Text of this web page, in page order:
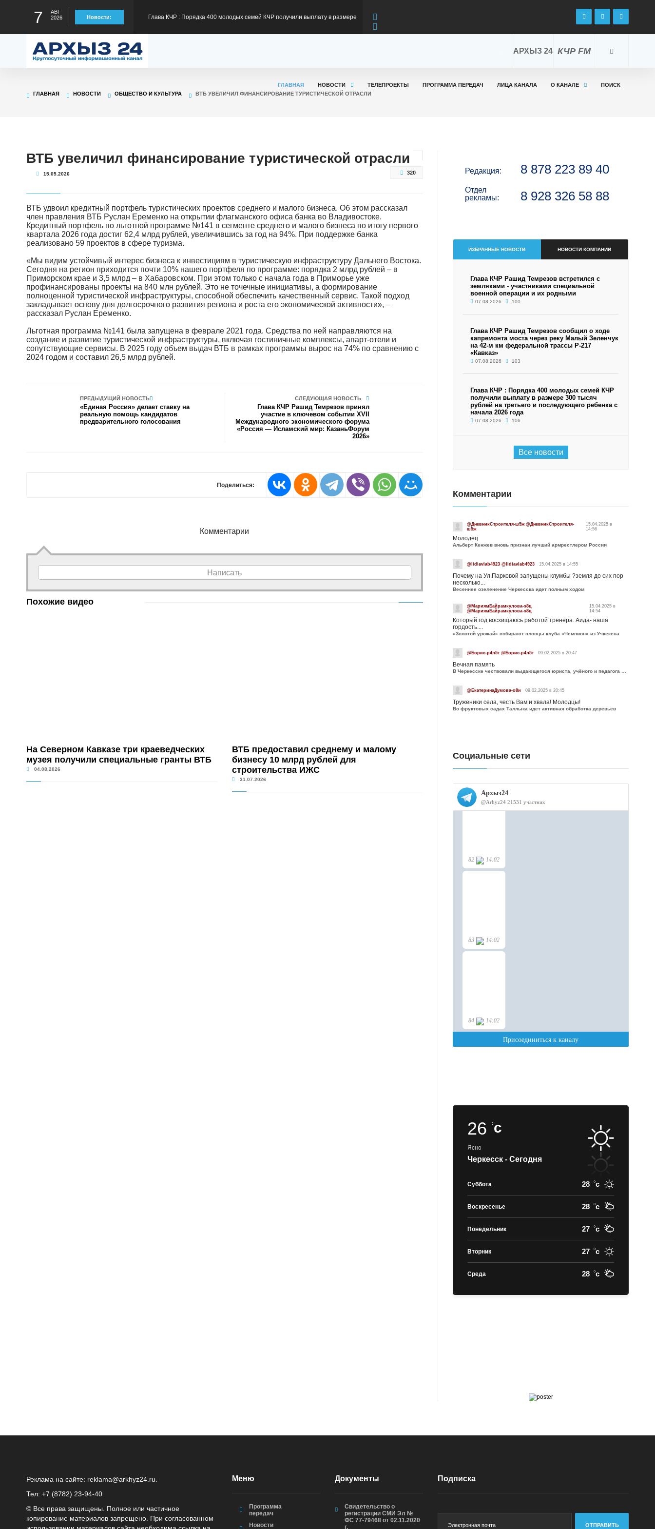
7
АВГ
2026
Новости:
КЧР FM
АРХЫЗ 24
ГЛАВНАЯ НОВОСТИ ТЕЛЕПРОЕКТЫ ПРОГРАММА ПЕРЕДАЧ ЛИЦА КАНАЛА О КАНАЛЕ
ПОИСК
ГЛАВНАЯ
НОВОСТИ ОБЩЕСТВО И КУЛЬТУРА ВТБ УВЕЛИЧИЛ ФИНАНСИРОВАНИЕ ТУРИСТИЧЕСКОЙ ОТРАСЛИ
ВТБ увеличил финансирование туристической отрасли
15.05.2026 320
ВТБ удвоил кредитный портфель туристических проектов среднего и малого бизнеса. Об этом рассказал
член правления ВТБ Руслан Еременко на открытии флагманского офиса банка во Владивостоке.
Кредитный портфель по льготной программе №141 в сегменте среднего и малого бизнеса по итогу первого
квартала 2026 года достиг 62,4 млрд рублей, увеличившись за год на 94%. При поддержке банка
реализовано 59 проектов в сфере туризма.
«Мы видим устойчивый интерес бизнеса к инвестициям в туристическую инфраструктуру Дальнего Востока.
Сегодня на регион приходится почти 10% нашего портфеля по программе: порядка 2 млрд рублей – в
Приморском крае и 3,5 млрд – в Хабаровском. При этом только с начала года в Приморье уже
профинансированы проекты на 840 млн рублей. Это не точечные инициативы, а формирование
полноценной туристической инфраструктуры, способной обеспечить качественный сервис. Такой подход
закладывает основу для долгосрочного развития региона и роста его экономической активности», –
рассказал Руслан Еременко.
Льготная программа №141 была запущена в феврале 2021 года. Средства по ней направляются на
создание и развитие туристической инфраструктуры, включая гостиничные комплексы, апарт-отели и
сопутствующие сервисы. В 2025 году объем выдач ВТБ в рамках программы вырос на 74% по сравнению с
2024 годом и составил 26,5 млрд рублей.
ПРЕДЫДУЩИЙ НОВОСТЬ
«Единая Россия» делает ставку на
реальную помощь кандидатов
предварительного голосования
СЛЕДУЮЩАЯ НОВОСТЬ
Глава КЧР Рашид Темрезов принял
участие в ключевом событии XVII
Международного экономического форума
«Россия — Исламский мир: КазаньФорум
2026»
Поделиться:
Комментарии
Написать
Похожие видео
На Северном Кавказе три краеведческих
музея получили специальные гранты ВТБ
04.08.2026
ВТБ предоставил среднему и малому
бизнесу 10 млрд рублей для
строительства ИЖС
31.07.2026
Редакция: 8 878 223 89 40
Отдел
рекламы:
8 928 326 58 88
ИЗБРАННЫЕ НОВОСТИ НОВОСТИ КОМПАНИИ
Глава КЧР Рашид Темрезов встретился с
земляками - участниками специальной
военной операции и их родными
07.08.2026 100
Глава КЧР Рашид Темрезов сообщил о ходе
капремонта моста через реку Малый Зеленчук
на 42-м км федеральной трассы Р-217
«Кавказ»
07.08.2026 103
Глава КЧР : Порядка 400 молодых семей КЧР
получили выплату в размере 300 тысяч
рублей на третьего и последующего ребенка с
начала 2026 года
07.08.2026 106
Все новости
Комментарии
@ДневникСтроителя-ш5ж @ДневникСтроителя-
ш5ж
15.04.2025 в
14:56
Молодец
Альберт Кенжев вновь признан лучший армрестлером России
@lidiavlab4923 @lidiavlab4923 15.04.2025 в 14:55
Почему на Ул.Парковой запущены клумбы ?земля до сих пор
несколько...
Весеннее озеленение Черкесска идет полным ходом
@МариямБайрамкулова-э8ц
@МариямБайрамкулова-э8ц
15.04.2025 в
14:54
Который год восхищаюсь работой тренера. Аида- наша
гордость....
«Золотой урожай» собирают пловцы клуба «Чемпион» из Учкекена
@Борис-р4л5т @Борис-р4л5т 09.02.2025 в 20:47
Вечная память
@ЕкатеринаДумова-о8и 09.02.2025 в 20:45
Труженики села, честь Вам и хвала! Молодцы!
Во фруктовых садах Таллыка идет активная обработка деревьев
Социальные сети
26c
Ясно
Черкесск - Сегодня
Суббота 28 c
Воскресенье 28 c
Понедельник 27 c
Вторник 27 c
Среда 28 c
Реклама на сайте: reklama@arkhyz24.ru
Тел: +7 (8782) 23‑94‑40
© Все права защищены. Полное или частичное
копирование материалов запрещено. При согласованном
Меню
Программа
передач
Новости
Документы
Свидетельство о
регистрации СМИ Эл №
ФС 77-79468 от 02.11.2020
г.
Подписка
ОТПРАВИТЬ